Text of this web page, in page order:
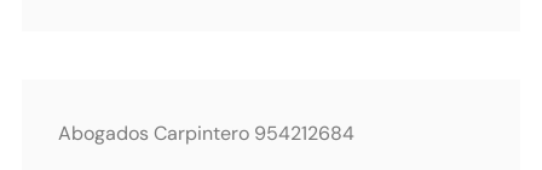
Abogados Carpintero 954212684